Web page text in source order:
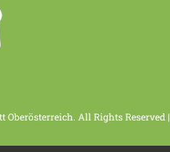
All Rights Reserved |